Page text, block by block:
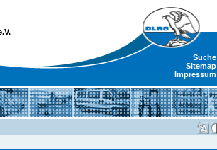
Suche
Sitemap
Impressum